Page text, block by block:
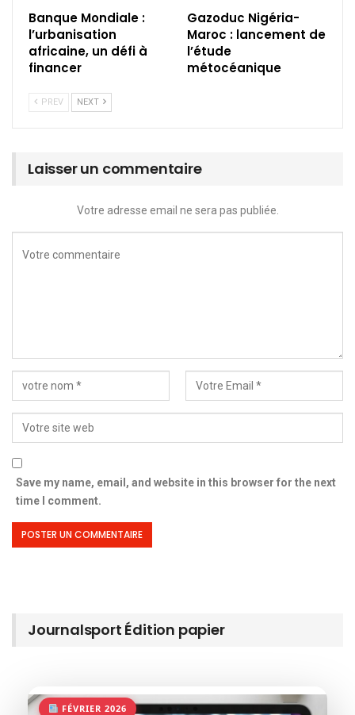
Banque Mondiale :
l’urbanisation
africaine, un défi à
financer
Gazoduc Nigéria-
Maroc : lancement de
l’étude
métocéanique
PREV NEXT
Laisser un commentaire
Votre adresse email ne sera pas publiée.
Save my name, email, and website in this browser for the next
time I comment.
Journalsport Édition papier
FÉVRIER 2026